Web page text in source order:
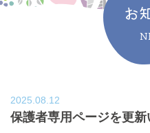
お
2025.08.12
保護者専用ページを更新